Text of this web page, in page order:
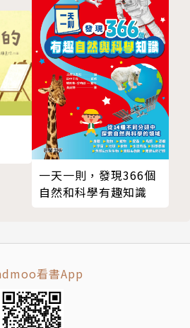
界
著老師與學生汗水交織的築夢之
象牙塔中的冷血知識。讓小朋友
，讓大人教導小朋友們如何完成
知識插圖，重新轉譯這些科學成
餘，再吸收臺灣最尖端的科學成
隊，靠著自學理論與YOUTUBE
空火箭。
一天一則，發現366個
自然和科學有趣知識
看書App